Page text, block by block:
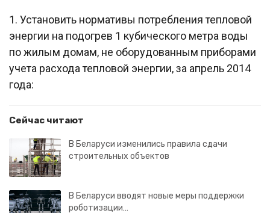
1. Установить нормативы потребления тепловой
энергии на подогрев 1 кубического метра воды
по жилым домам, не оборудованным приборами
учета расхода тепловой энергии, за апрель 2014
года:
Сейчас читают
В Беларуси изменились правила сдачи
строительных объектов
В Беларуси вводят новые меры поддержки
роботизации…